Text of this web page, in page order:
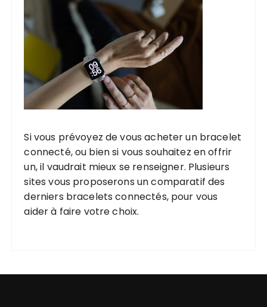
Si vous prévoyez de vous acheter un bracelet
connecté, ou bien si vous souhaitez en offrir
un, il vaudrait mieux se renseigner. Plusieurs
sites vous proposerons un comparatif des
derniers bracelets connectés, pour vous
aider à faire votre choix.